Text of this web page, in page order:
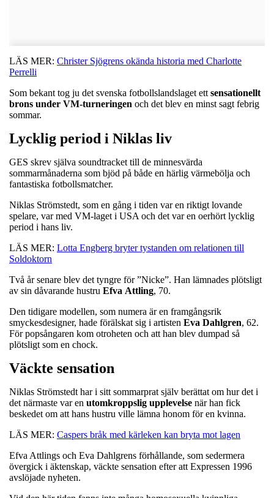
LÄS MER: Christer Sjögrens okända historia med Charlotte
Perrelli
Som bekant tog ju det svenska fotbollslandslaget ett sensationellt
brons under VM-turneringen och det blev en minst sagt febrig
sommar.
Lycklig period i Niklas liv
GES skrev själva soundtracket till de minnesvärda
sommarmånaderna som bjöd på både en härlig värmebölja och
fantastiska fotbollsmatcher.
Niklas Strömstedt, som en gång i tiden var en riktigt lovande
spelare, var med VM-laget i USA och det var en oerhört lycklig
period i hans liv.
LÄS MER: Lotta Engberg bryter tystanden om relationen till
Soldoktorn
Två år senare blev det tyngre för ”Nicke”. Han lämnades plötsligt
av sin dåvarande hustru Efva Attling, 70.
Den tidigare modellen, som numera är en framgångsrik
smyckesdesigner, hade förälskat sig i artisten Eva Dahlgren, 62.
För popsångaren kom otroheten och att han blev dumpad så
plötsligt som en chock.
Väckte sensation
Niklas Strömstedt har i sitt sommarprat själv berättat om hur det i
det närmaste var en utomkroppslig upplevelse när han fick
beskedet om att hans hustru ville lämna honom för en kvinna.
LÄS MER: Caspers bråk med kärleken kan bryta mot lagen
Efva Attlings och Eva Dahlgrens förhållande, som sedermera
övergick i äktenskap, väckte sensation efter att Expressen 1996
avslöjade nyheten.